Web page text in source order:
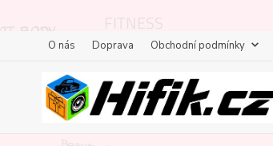
O nás Doprava Obchodní podmínky